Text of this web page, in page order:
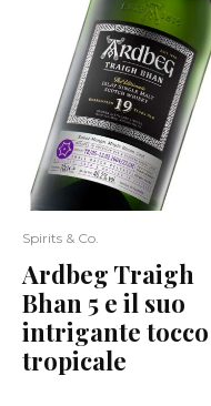
Spirits & Co.
Ardbeg Traigh
Bhan 5 e il suo
intrigante tocco
tropicale